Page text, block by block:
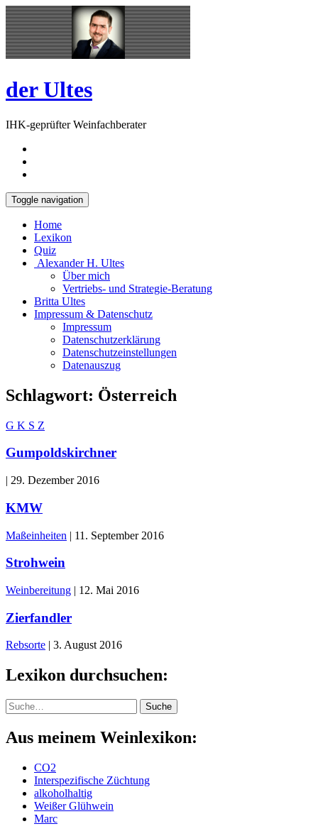
Skip
to
content
Open
Sidebar
der Ultes
IHK-geprüfter Weinfachberater
Toggle navigation
Home
Lexikon
Quiz
Alexander H. Ultes
Über mich
Vertriebs- und Strategie-Beratung
Britta Ultes
Impressum & Datenschutz
Impressum
Datenschutzerklärung
Datenschutzeinstellungen
Datenauszug
Schlagwort: Österreich
G K S Z
Gumpoldskirchner
| 29. Dezember 2016
KMW
Maßeinheiten | 11. September 2016
Strohwein
Weinbereitung | 12. Mai 2016
Zierfandler
Rebsorte | 3. August 2016
Lexikon durchsuchen:
Suche Suche
Aus meinem Weinlexikon:
CO2
Interspezifische Züchtung
alkoholhaltig
Weißer Glühwein
Marc